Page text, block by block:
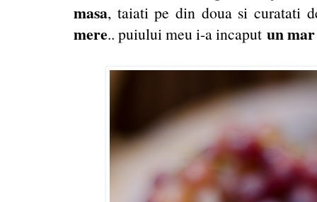
masa, taiati pe din doua si curatati
mere.. puiului meu i-a incaput un